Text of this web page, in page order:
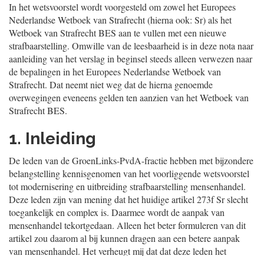
In het wetsvoorstel wordt voorgesteld om zowel het Europees
Nederlandse Wetboek van Strafrecht (hierna ook: Sr) als het
Wetboek van Strafrecht BES aan te vullen met een nieuwe
strafbaarstelling. Omwille van de leesbaarheid is in deze nota naar
aanleiding van het verslag in beginsel steeds alleen verwezen naar
de bepalingen in het Europees Nederlandse Wetboek van
Strafrecht. Dat neemt niet weg dat de hierna genoemde
overwegingen eveneens gelden ten aanzien van het Wetboek van
Strafrecht BES.
1. Inleiding
De leden van de GroenLinks-PvdA-fractie hebben met bijzondere
belangstelling kennisgenomen van het voorliggende wetsvoorstel
tot modernisering en uitbreiding strafbaarstelling mensenhandel.
Deze leden zijn van mening dat het huidige artikel 273f Sr slecht
toegankelijk en complex is. Daarmee wordt de aanpak van
mensenhandel tekortgedaan. Alleen het beter formuleren van dit
artikel zou daarom al bij kunnen dragen aan een betere aanpak
van mensenhandel. Het verheugt mij dat dat deze leden het